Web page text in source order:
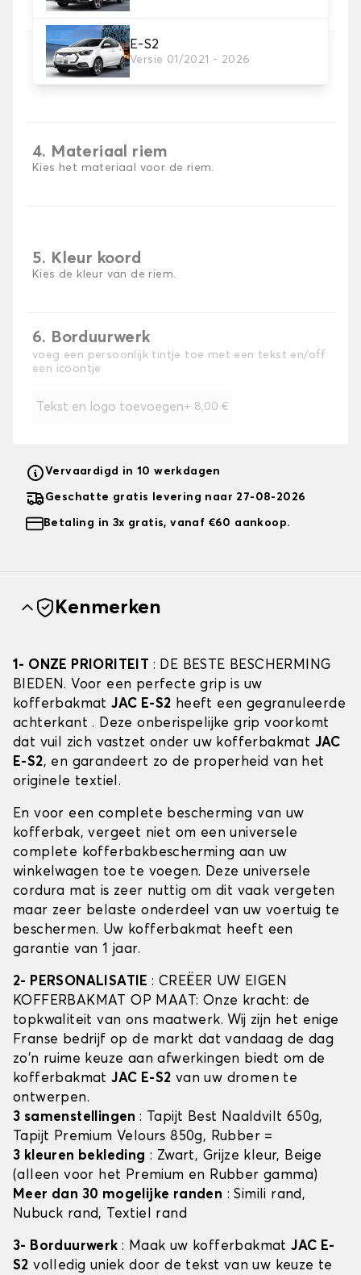
E-S2
Versie 01/2021 - 2026
Kies het materiaal van uw kofferbakmat
3. Tapijt kleuren
Kies de kleur van je tapijt kofferruimte.
4. Materiaal riem
Kies het materiaal voor de riem.
5. Kleur koord
Kies de kleur van de riem.
6. Borduurwerk
voeg een persoonlijk tintje toe met een tekst en/off
een icoontje
Tekst en logo toevoegen+ 8,00 €
Vervaardigd in 10 werkdagen
Geschatte gratis levering naar 27-08-2026
Betaling in 3x gratis, vanaf €60 aankoop.
Kenmerken
1- ONZE PRIORITEIT : DE BESTE BESCHERMING
BIEDEN. Voor een perfecte grip is uw
kofferbakmatJAC E-S2 heeft een gegranuleerde
achterkant . Deze onberispelijke grip voorkomt
dat vuil zich vastzet onder uw kofferbakmat JAC
E-S2, en garandeert zo de properheid van het
originele textiel.
En voor een complete bescherming van uw
kofferbak, vergeet niet om een universele
complete kofferbakbescherming aan uw
winkelwagen toe te voegen. Deze universele
cordura mat is zeer nuttig om dit vaak vergeten
maar zeer belaste onderdeel van uw voertuig te
beschermen. Uw kofferbakmat heeft een
garantie van 1 jaar.
2- PERSONALISATIE: CREËER UW EIGEN
KOFFERBAKMAT OP MAAT: Onze kracht: de
topkwaliteit van ons maatwerk. Wij zijn het enige
Franse bedrijf op de markt dat vandaag de dag
zo'n ruime keuze aan afwerkingen biedt om de
kofferbakmatJAC E-S2 van uw dromen te
ontwerpen.
3 samenstellingen: Tapijt Best Naaldvilt 650g,
Tapijt Premium Velours 850g, Rubber =
3 kleuren bekleding : Zwart, Grijze kleur, Beige
(alleen voor het Premium en Rubber gamma)
Meer dan 30 mogelijke randen : Simili rand,
Nubuck rand, Textiel rand
3- Borduurwerk : Maak uw kofferbakmatJAC E-
S2 volledig uniek door de tekst van uw keuze te